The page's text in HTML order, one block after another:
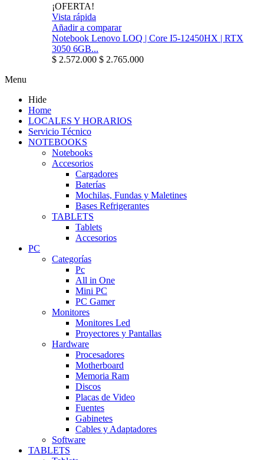
¡OFERTA!
Vista rápida
Añadir a comparar
Notebook Lenovo LOQ | Core I5-12450HX | RTX
3050 6GB...
$ 2.572.000 $ 2.765.000
Menu
Hide
Home
LOCALES Y HORARIOS
Servicio Técnico
NOTEBOOKS
Notebooks
Accesorios
Cargadores
Baterías
Mochilas, Fundas y Maletines
Bases Refrigerantes
TABLETS
Tablets
Accesorios
PC
Categorías
Pc
All in One
Mini PC
PC Gamer
Monitores
Monitores Led
Proyectores y Pantallas
Hardware
Procesadores
Motherboard
Memoria Ram
Discos
Placas de Video
Fuentes
Gabinetes
Cables y Adaptadores
Software
TABLETS